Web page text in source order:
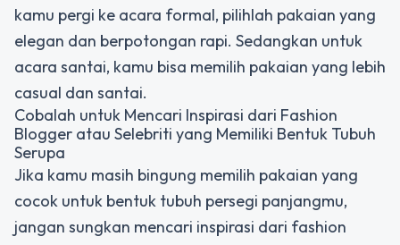
kamu pergi ke acara formal, pilihlah pakaian yang
elegan dan berpotongan rapi. Sedangkan untuk
acara santai, kamu bisa memilih pakaian yang lebih
casual dan santai.
Cobalah untuk Mencari Inspirasi dari Fashion
Blogger atau Selebriti yang Memiliki Bentuk Tubuh
Serupa
Jika kamu masih bingung memilih pakaian yang
cocok untuk bentuk tubuh persegi panjangmu,
jangan sungkan mencari inspirasi dari fashion